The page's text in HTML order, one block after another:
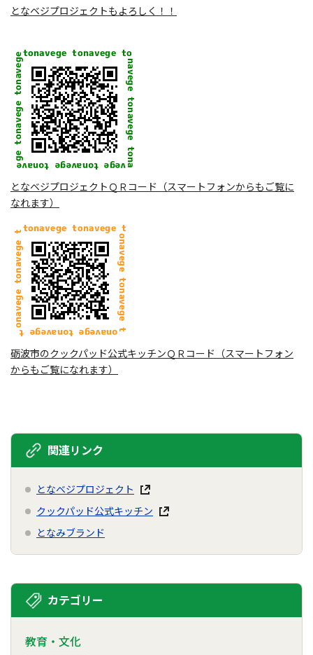
となベジプロジェクトもよろしく！！
となベジプロジェクトＱＲコード（スマートフォンからもご覧に
なれます）
砺波市のクックパッド公式キッチンＱＲコード（スマートフォン
からもご覧になれます）
関連リンク
となベジプロジェクト
クックパッド公式キッチン
となみブランド
カテゴリー
教育・文化